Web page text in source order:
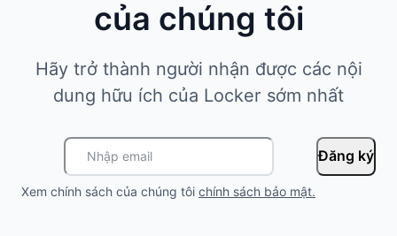
của chúng tôi
Hãy trở thành người nhận được các nội
dung hữu ích của Locker sớm nhất
Đăng ký
Xem chính sách của chúng tôi chính sách bảo mật.